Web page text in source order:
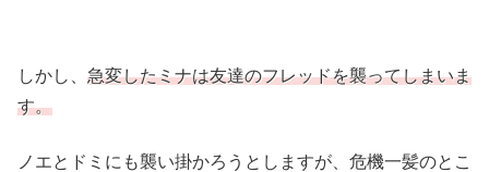
しかし、 急変したミナは友達のフレッドを襲ってしまいま
す。
ノエとドミにも襲い掛かろうとしますが、危機一髪のとこ